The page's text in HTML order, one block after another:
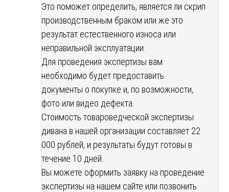
Это поможет определить, является ли скрип
производственным браком или же это
результат естественного износа или
неправильной эксплуатации.
Для проведения экспертизы вам
необходимо будет предоставить
документы о покупке и, по возможности,
фото или видео дефекта.
Стоимость товароведческой экспертизы
дивана в нашей организации составляет 22
000 рублей, и результаты будут готовы в
течение 10 дней.
Вы можете оформить заявку на проведение
экспертизы на нашем сайте или позвонить